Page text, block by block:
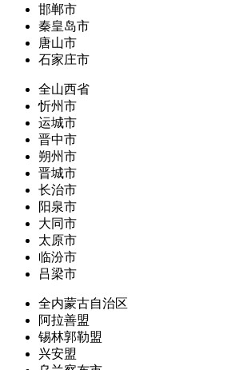
邯郸市
秦皇岛市
唐山市
石家庄市
全山西省
忻州市
运城市
晋中市
朔州市
晋城市
长治市
阳泉市
大同市
太原市
临汾市
吕梁市
全内蒙古自治区
阿拉善盟
锡林郭勒盟
兴安盟